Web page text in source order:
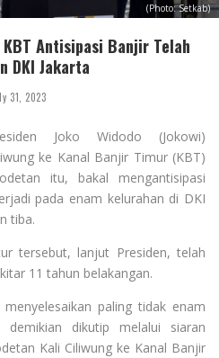
(Photo: Setkab)
Antisipasi Banjir Telah
DKI Jakarta
31, 2023
Joko Widodo (Jokowi)
ke Kanal Banjir Timur (KBT)
itu, bakal mengantisipasi
pada enam kelurahan di DKI
tiba.
tersebut, lanjut Presiden, telah
11 tahun belakangan.
paling tidak enam
dikutip melalui siaran
Kali Ciliwung ke Kanal Banjir